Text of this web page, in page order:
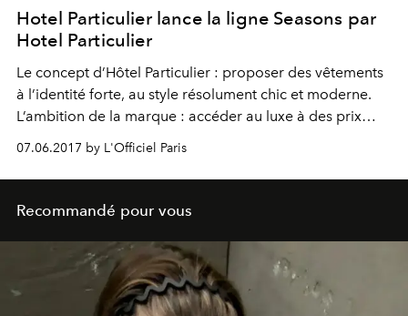
Hotel Particulier lance la ligne Seasons par
Hotel Particulier
Le concept d’Hôtel Particulier : proposer des vêtements
à l’identité forte, au style résolument chic et moderne.
L’ambition de la marque : accéder au luxe à des prix
07.06.2017 by L'Officiel Paris
Recommandé pour vous